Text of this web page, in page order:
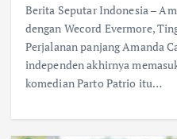
Berita Seputar Indonesia –
dengan Wecord Evermore,
Perjalanan panjang Amanda
independen akhirnya
komedian Parto Patrio itu…